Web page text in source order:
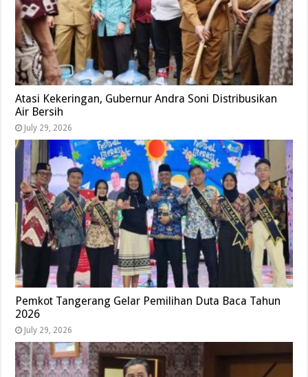
Atasi Kekeringan, Gubernur Andra Soni Distribusikan
Air Bersih
July 29, 2026
Pemkot Tangerang Gelar Pemilihan Duta Baca Tahun
2026
July 29, 2026